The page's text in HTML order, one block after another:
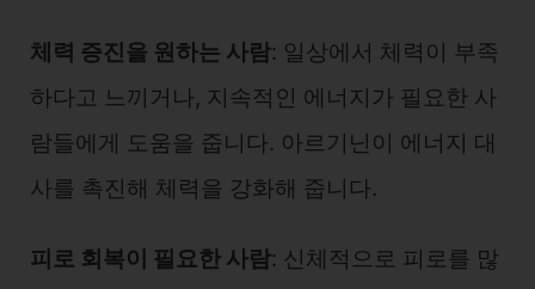
체력 증진을 원하는 사람: 일상에서 체력이 부족
하다고 느끼거나, 지속적인 에너지가 필요한 사
람들에게 도움을 줍니다. 아르기닌이 에너지 대
사를 촉진해 체력을 강화해 줍니다.
피로 회복이 필요한 사람: 신체적으로 피로를 많